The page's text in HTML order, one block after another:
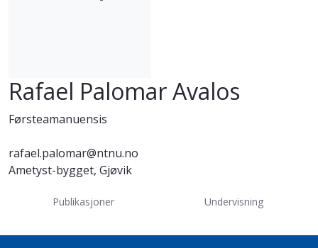
Rafael Palomar Avalos
Førsteamanuensis
rafael.palomar@ntnu.no
Ametyst-bygget, Gjøvik
Publikasjoner Undervisning